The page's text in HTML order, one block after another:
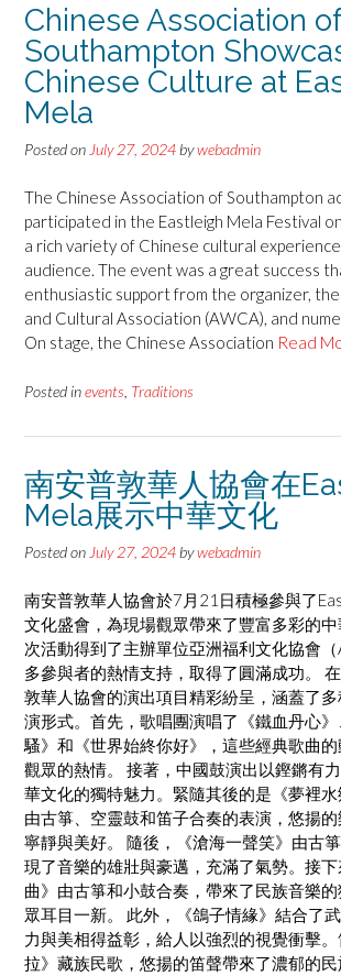
Chinese Association of
Southampton
Chinese Culture at
Mela
Posted on July 27, 2024 bywebadmin
The Chinese Association of Southampton
participated in the Eastleigh Mela Festival
a rich variety of Chinese cultural
audience. The event was a great success
enthusiastic support from the organizer,
and Cultural Association (AWCA), and
On stage, the Chinese Association Read
Posted inevents Traditions
南安普敦華人協會在
Mela展示中華文化
Posted on July 27, 2024 bywebadmin
南安普敦華人協會於7月21日積極參與了
文化盛會，為現場觀眾帶來了豐富多彩的
次活動得到了主辦單位亞洲福利文化協會
多參與者的熱情支持，取得了圓滿成功。
敦華人協會的演出項目精彩紛呈，涵蓋了
演形式。首先，歌唱團演唱了《鐵血丹心
騷》和《世界始終你好》，這些經典歌曲
觀眾的熱情。 接著，中國鼓演出以鏗鏘有
華文化的獨特魅力。緊隨其後的是《夢裡
由古箏、空靈鼓和笛子合奏的表演，悠揚
寧靜與美好。 隨後，《滄海一聲笑》由古
現了音樂的雄壯與豪邁，充滿了氣勢。接
曲》由古箏和小鼓合奏，帶來了民族音樂
眾耳目一新。 此外，《鴿子情緣》結合了
力與美相得益彰，給人以強烈的視覺衝擊
拉》藏族民歌，悠揚的笛聲帶來了濃郁的